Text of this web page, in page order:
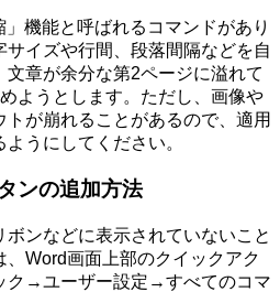
機能と呼ばれるコマンドがあり
サイズや行間、段落間隔などを自
章が余分な第2ページに溢れて
ようとします。ただし、画像や
が崩れることがあるので、適用
うにしてください。
ンの追加方法
ンなどに表示されていないこと
Word画面上部のクイックアク
ク→ユーザー設定→すべてのコマ